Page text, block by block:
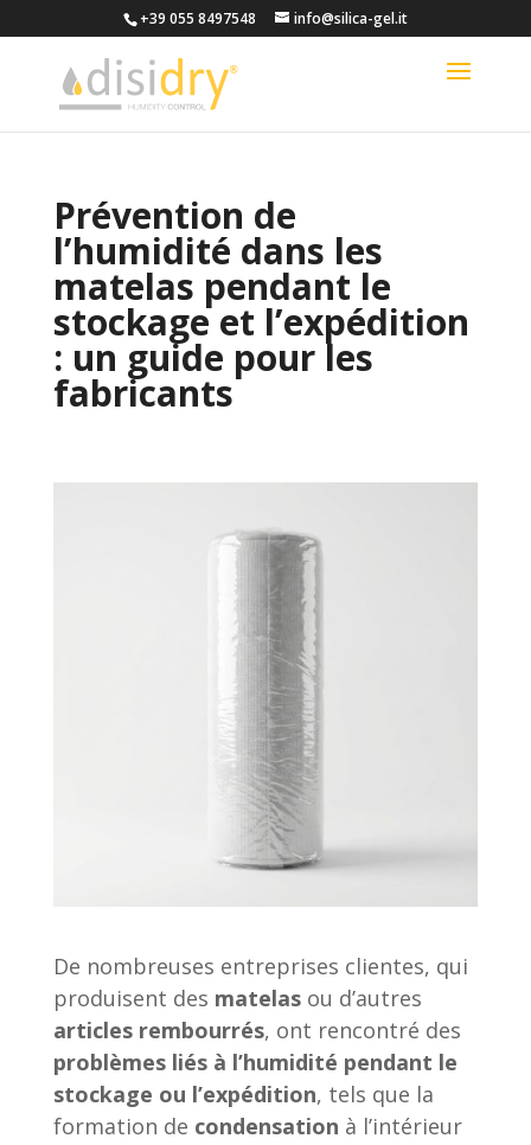
+39 055 8497548 info@silica-gel.it
Prévention de
l’humidité dans les
matelas pendant le
stockage et l’expédition
: un guide pour les
fabricants
De nombreuses entreprises clientes, qui
produisent des matelasou d’autres
articles rembourrés, ont rencontré des
problèmes liés à l’humidité pendant le
stockage ou l’expédition, tels que la
formation de condensation à l’intérieur